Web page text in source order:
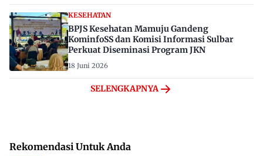
KESEHATAN
BPJS Kesehatan Mamuju Gandeng
KominfoSS dan Komisi Informasi Sulbar
Perkuat Diseminasi Program JKN
18 Juni 2026
SELENGKAPNYA